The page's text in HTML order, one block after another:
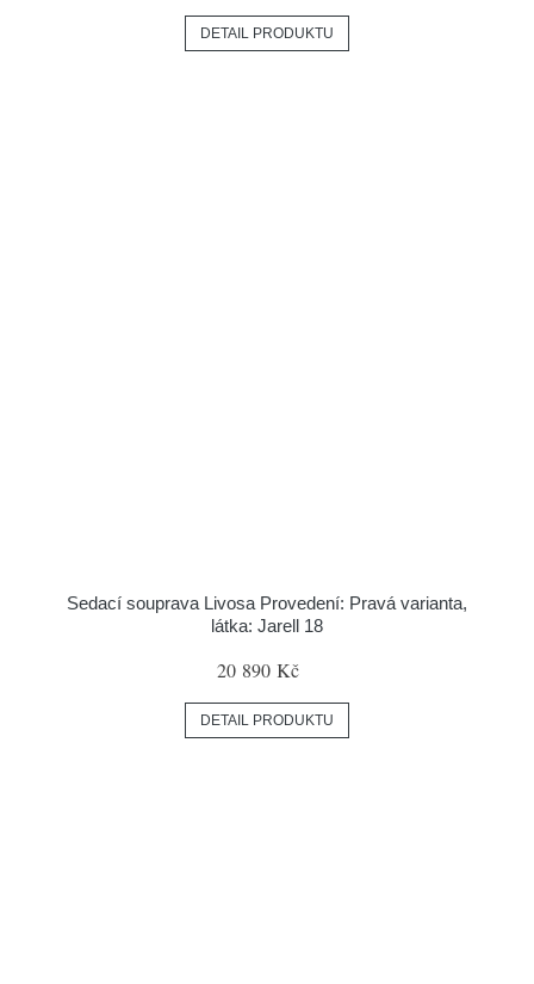
DETAIL PRODUKTU
Sedací souprava Livosa Provedení: Pravá varianta,
látka: Jarell 18
20 890 Kč
DETAIL PRODUKTU